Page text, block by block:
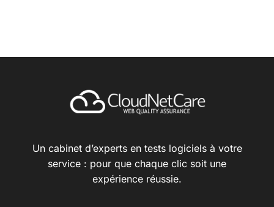
Un cabinet d’experts en tests logiciels à votre
service : pour que chaque clic soit une
expérience réussie.